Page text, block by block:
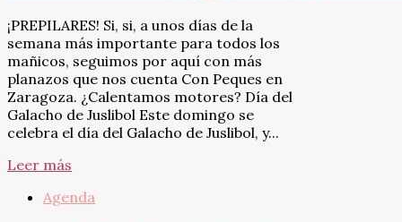
¡PREPILARES! Si, si, a unos días de la
semana más importante para todos los
mañicos, seguimos por aquí con más
planazos que nos cuenta Con Peques en
Zaragoza. ¿Calentamos motores? Día del
Galacho de Juslibol Este domingo se
celebra el día del Galacho de Juslibol, y...
Leer más
Agenda